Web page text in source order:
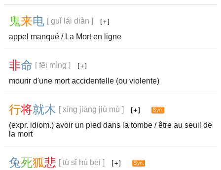
鬼来电 [ guǐ lái diàn ]
appel manqué / La Mort en ligne
非命 [ fēi mìng ]
mourir d'une mort accidentelle (ou violente)
行将就木 [ xíng jiāng jiù mù ]
(expr. idiom.) avoir un pied dans la tombe / être au seuil de
la mort
兔死狐悲 [ tù sǐ hú bēi ]